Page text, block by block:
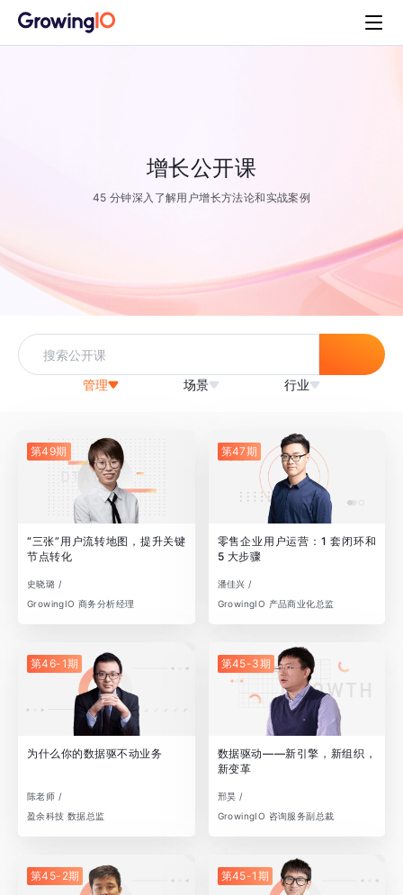
增长公开课
45 分钟深入了解用户增长方法论和实战案例
管理 场景 行业
第49期
“三张”用户流转地图，提升关键
节点转化
史晓璐 /
GrowingIO 商务分析经理
第47期
零售企业用户运营：1 套闭环和
5 大步骤
潘佳兴 /
GrowingIO 产品商业化总监
第46-1期
为什么你的数据驱不动业务
陈老师 /
盈余科技 数据总监
第45-3期
数据驱动——新引擎，新组织，
新变革
邢昊 /
GrowingIO 咨询服务副总裁
第45-2期 第45-1期